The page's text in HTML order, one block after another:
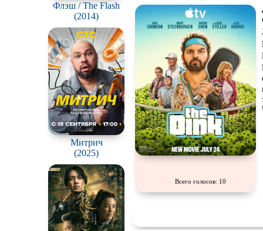
Флэш / The Flash
(2014)
Митрич
(2025)
Всего голосов: 10